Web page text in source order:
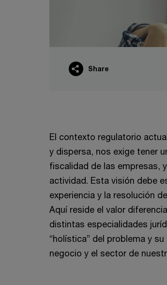
Share
El contexto regulatorio
y dispersa, nos exige tener
fiscalidad de las empresas,
actividad. Esta visión debe
experiencia y la resolución
Aquí reside el valor
distintas especialidades
“holística” del problema y
negocio y el sector de